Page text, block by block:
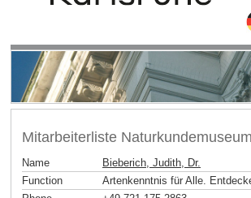
Mitarbeiterliste
Name
Bieberich, Judith, Dr.
Function
Artenkenntnis für Alle.